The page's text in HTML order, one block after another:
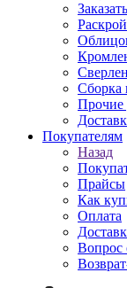
Раскрой
Сборка
Прочие
Покупателям
Назад
Прайсы
Как
Оплата
Вопрос